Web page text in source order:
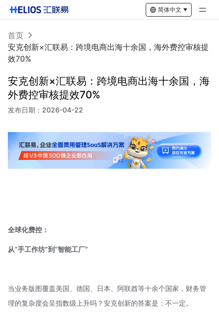
简体中文
首页
安克创新×汇联易：跨境电商出海十余国，海外费控审核提
效70%
安克创新×汇联易：跨境电商出海十余国，海
外费控审核提效70%
发布日期： 2026-04-22
全球化费控：
从“手工作坊”到“智能工厂”
当业务版图覆盖美国、德国、日本、阿联酋等十余个国家，财务管
理的复杂度会呈指数级上升吗？安克创新的答案是：不一定。